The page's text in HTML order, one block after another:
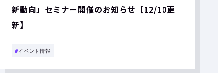
新動向」セミナー開催のお知らせ【12/10更
新】
# イベント情報